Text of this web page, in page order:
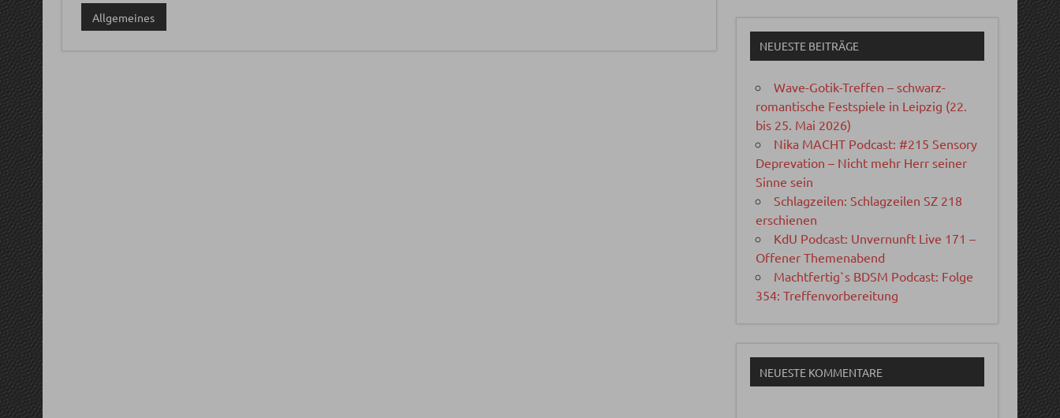
Allgemeines
NEUESTE BEITRÄGE
Wave-Gotik-Treffen – schwarz-
romantische Festspiele in Leipzig (22.
bis 25. Mai 2026)
Nika MACHT Podcast: #215 Sensory
Deprevation – Nicht mehr Herr seiner
Sinne sein
Schlagzeilen: Schlagzeilen SZ 218
erschienen
KdU Podcast: Unvernunft Live 171 –
Offener Themenabend
Machtfertig`s BDSM Podcast: Folge
354: Treffenvorbereitung
NEUESTE KOMMENTARE